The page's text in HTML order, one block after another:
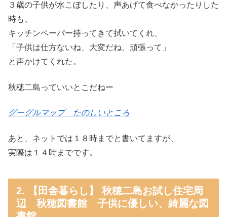
３歳の子供が水こぼしたり、声あげて食べなかったりした
時も、
キッチンペーパー持ってきて拭いてくれ、
「子供は仕方ないね、大変だね、頑張って」
と声かけてくれた。
秋穂二島っていいとこだねー
グーグルマップ たのしいところ
あと、ネットでは１８時までと書いてますが、
実際は１４時までです。
2. 【田舎暮らし】 秋穂二島お試し住宅周
辺 秋穂図書館 子供に優しい、綺麗な図